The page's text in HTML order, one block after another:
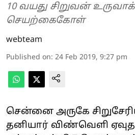
10 வயது சிறுவன்
செயற்கைகோள்
webteam
Published on: 24 Feb 2019, 9:27 pm
சென்னை அருகே
தனியார் விண்வெளி